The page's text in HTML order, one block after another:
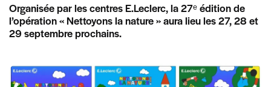
Organisée par les centres E.Leclerc, la 27ᵉ édition de
l’opération « Nettoyons la nature » aura lieu les 27, 28 et
29 septembre prochains.